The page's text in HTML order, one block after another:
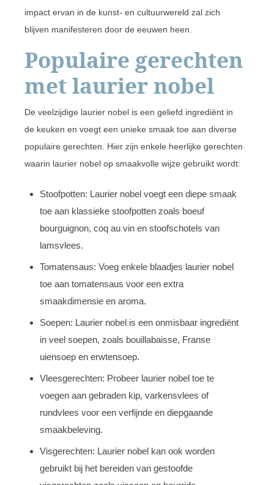
impact ervan in de kunst- en cultuurwereld zal zich
blijven manifesteren door de eeuwen heen.
Populaire gerechten
met laurier nobel
De veelzijdige laurier nobel is een geliefd ingrediënt in
de keuken en voegt een unieke smaak toe aan diverse
populaire gerechten. Hier zijn enkele heerlijke gerechten
waarin laurier nobel op smaakvolle wijze gebruikt wordt:
Stoofpotten: Laurier nobel voegt een diepe smaak
toe aan klassieke stoofpotten zoals boeuf
bourguignon, coq au vin en stoofschotels van
lamsvlees.
Tomatensaus: Voeg enkele blaadjes laurier nobel
toe aan tomatensaus voor een extra
smaakdimensie en aroma.
Soepen: Laurier nobel is een onmisbaar ingrediënt
in veel soepen, zoals bouillabaisse, Franse
uiensoep en erwtensoep.
Vleesgerechten: Probeer laurier nobel toe te
voegen aan gebraden kip, varkensvlees of
rundvlees voor een verfijnde en diepgaande
smaakbeleving.
Visgerechten: Laurier nobel kan ook worden
gebruikt bij het bereiden van gestoofde